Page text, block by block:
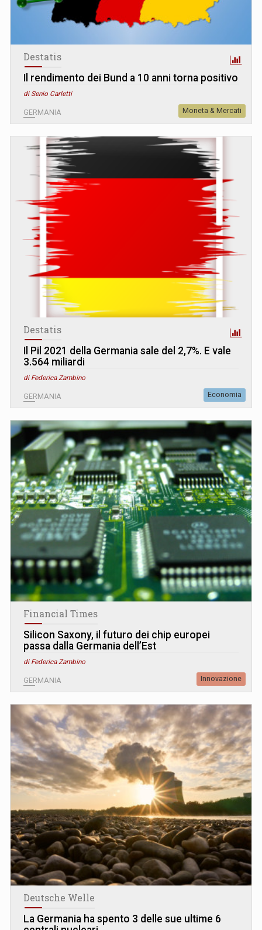
Destatis
Il rendimento dei Bund a 10 anni torna positivo
di Senio Carletti
GERMANIA Moneta & Mercati
Destatis
Il Pil 2021 della Germania sale del 2,7%. E vale
3.564 miliardi
di Federica Zambino
GERMANIA Economia
Financial Times
Silicon Saxony, il futuro dei chip europei
passa dalla Germania dell’Est
di Federica Zambino
GERMANIA Innovazione
Deutsche Welle
La Germania ha spento 3 delle sue ultime 6